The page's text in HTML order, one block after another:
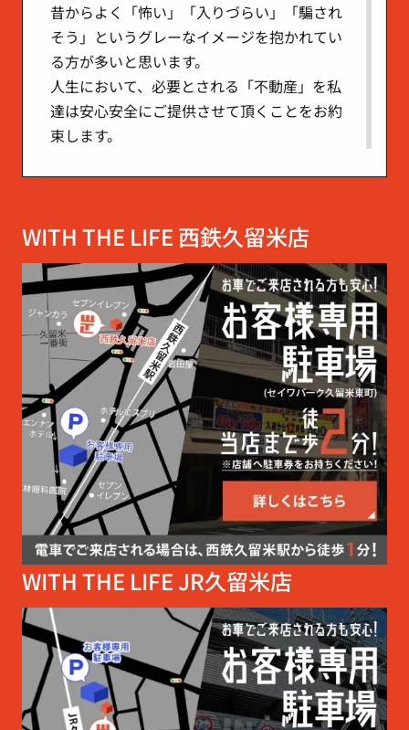
昔からよく「怖い」「入りづらい」「騙され
そう」というグレーなイメージを抱かれてい
る方が多いと思います。
人生において、必要とされる「不動産」を私
達は安心安全にご提供させて頂くことをお約
束します。
成長し、いきいきと働くことの喜びを、お客
さまへのサービスを通じて実感できる企業風
土に取り組んでおります。
私たちはお客様が心から満足できる住まいを
自信と誇りをもってご提案します。
お客様からの沢山の喜びの声を頂けるように
創意工夫し、当社が率先して不動産業界のイ
メージを変えていきます。
当店の立地
当店は西鉄久留米駅西口より徒歩1分の好立
地にございます。
お店の場所もわかりやすく、電車やバスでご
来店頂くお客様にとって非常に便利な立地で
す。
また、お車でご来店の方には近隣にお客様パ
ーキングもございます。
お気軽にお問い合わせ下さい。
当店と他店との違い
WITH THE LIFE 西鉄久留米店
WITH THE LIFE JR久留米店